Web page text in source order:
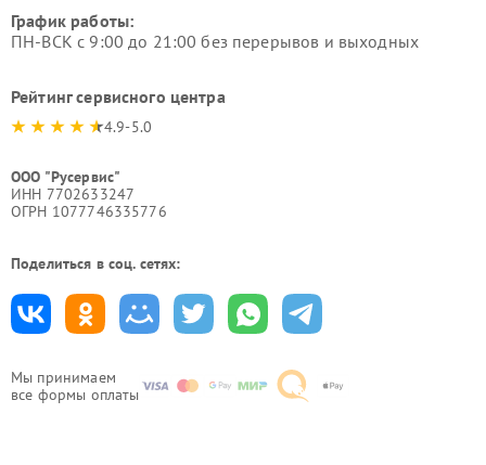
Мы принимаем
все формы оплаты
График работы:
ПН-ВСК с 9:00 до 21:00 без перерывов и выходных
Рейтинг сервисного центра
4.9-5.0
ООО "Русервис"
ИНН 7702633247
ОГРН 1077746335776
Поделиться в соц. сетях: